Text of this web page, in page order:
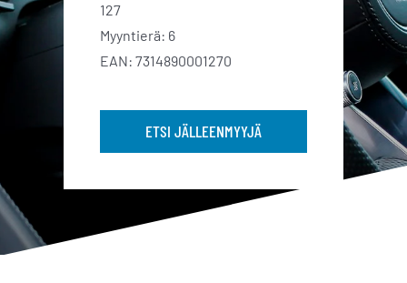
127
Myyntierä: 6
EAN: 7314890001270
ETSI JÄLLEENMYYJÄ